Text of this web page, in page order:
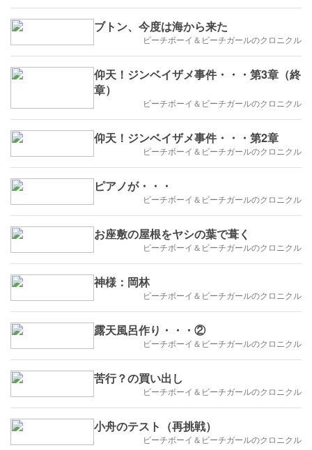
ブトン、今度は海から来た
ビーチボーイ＆ビーチガールのクロニクル
仰天！ジンベイザメ事件・・・第3章（終
章）
ビーチボーイ＆ビーチガールのクロニクル
仰天！ジンベイザメ事件・・・第2章
ビーチボーイ＆ビーチガールのクロニクル
ピアノが・・・
ビーチボーイ＆ビーチガールのクロニクル
お座敷の屋根をヤシの葉で葺く
ビーチボーイ＆ビーチガールのクロニクル
神様：岡林
ビーチボーイ＆ビーチガールのクロニクル
露天風呂作り・・・②
ビーチボーイ＆ビーチガールのクロニクル
苦行？の買い出し
ビーチボーイ＆ビーチガールのクロニクル
小舟のテスト（再挑戦）
ビーチボーイ＆ビーチガールのクロニクル